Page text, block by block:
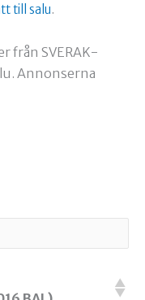
till salu.
från SVERAK-
Annonserna